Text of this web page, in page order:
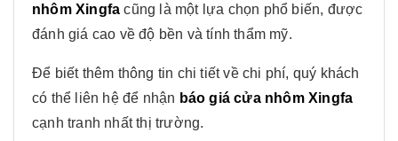
nhôm Xingfa cũng là một lựa chọn phổ biến, được
đánh giá cao về độ bền và tính thẩm mỹ.
Để biết thêm thông tin chi tiết về chi phí, quý khách
có thể liên hệ để nhận báo giá cửa nhôm Xingfa
cạnh tranh nhất thị trường.